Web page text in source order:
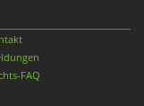
FAQ